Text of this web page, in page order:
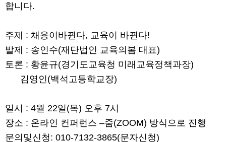
합니다.
주제 : 채용이바뀐다, 교육이 바뀐다!
발제 : 송인수(재단법인 교육의봄 대표)
토론 : 황윤규(경기도교육청 미래교육정책과장)
김영인(백석고등학교장)
일시 : 4월 22일(목) 오후 7시
장소 : 온라인 컨퍼런스 –줌(ZOOM) 방식으로 진행
문의및신청: 010-7132-3865(문자신청)